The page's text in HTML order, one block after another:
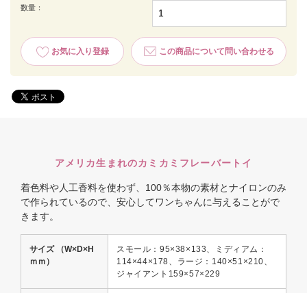
数量：
お気に入り登録 この商品について問い合わせる
アメリカ生まれのカミカミフレーバートイ
着色料や人工香料を使わず、100％本物の素材とナイロンのみ
で作られているので、安心してワンちゃんに与えることがで
きます。
サイズ （W×D×H
ｍｍ）
スモール：95×38×133、ミディアム：
114×44×178、ラージ：140×51×210、
ジャイアント159×57×229